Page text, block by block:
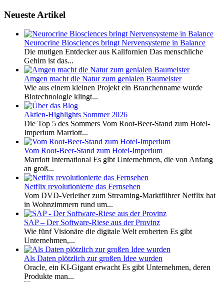
Neueste Artikel
Neurocrine Biosciences bringt Nervensysteme in Balance
Die mutigen Entdecker aus Kalifornien Das menschliche
Gehirn ist das...
Amgen macht die Natur zum genialen Baumeister
Wie aus einem kleinen Projekt ein Branchenname wurde
Biotechnologie klingt...
Aktien-Highlights Sommer 2026
Die Top 5 des Sommers Vom Root-Beer-Stand zum Hotel-
Imperium Marriott...
Vom Root-Beer-Stand zum Hotel-Imperium
Marriott International Es gibt Unternehmen, die von Anfang
an groß...
Netflix revolutionierte das Fernsehen
Vom DVD-Verleiher zum Streaming-Marktführer Netflix hat
in Wohnzimmern rund um...
SAP – Der Software-Riese aus der Provinz
Wie fünf Visionäre die digitale Welt eroberten Es gibt
Unternehmen,...
Als Daten plötzlich zur großen Idee wurden
Oracle, ein KI-Gigant erwacht Es gibt Unternehmen, deren
Produkte man...